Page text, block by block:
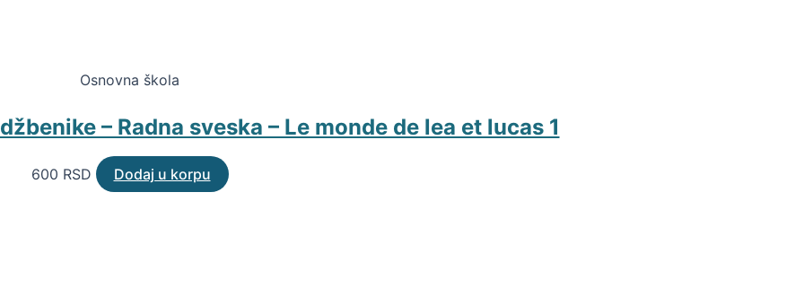
Osnovna škola
– Radna sveska – Le monde de lea et lucas 1
600 RSD Dodaj u korpu